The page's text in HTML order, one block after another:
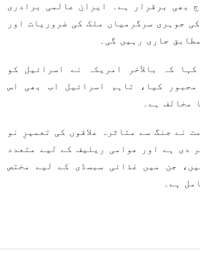
بھی برقرار ہے۔ ایران عالمی برادری
جوہری سرگرمیاں ملک کی ضروریات اور
جاری رہیں گی۔
کہ بالآخر امریکہ نے اسرائیل کو
کیا، تاہم اسرائیل اب بھی اس
مخالف ہے۔
نے جنگ سے متاثرہ علاقوں کی تعمیرِ نو
دی ہے اور عوامی ریلیف کے لیے متعدد
جن میں غذائی سبسڈی کے لیے مختص
ہے۔